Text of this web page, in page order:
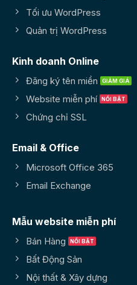
Tối ưu WordPress
Quản trị WordPress
Kinh doanh Online
Đăng ký tên miền
Website miễn phí
Chứng chỉ SSL
Email & Office
Microsoft Office 365
Email Exchange
Mẫu website miễn phí
Bán Hàng
Bất Động Sản
Nội thất & Xây dựng